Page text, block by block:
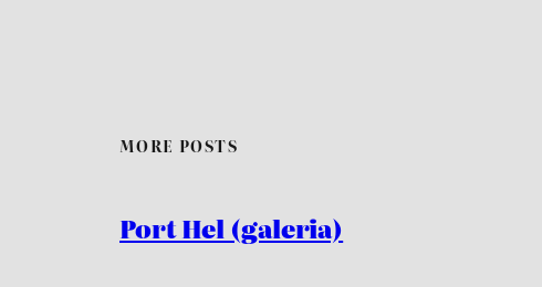
MORE POSTS
Port Hel (galeria)